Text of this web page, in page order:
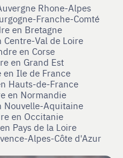
Rhone-Alpes
Franche-Comté
en Bretagne
Val de Loire
en Corse
en Grand Est
Ile de France
Hauts-de-France
en Normandie
Nouvelle-Aquitaine
en Occitanie
Pays de la Loire
Alpes-Côte d'Azur